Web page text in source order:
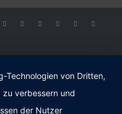
Technologien von Dritten,
verbessern und
der Nutzer